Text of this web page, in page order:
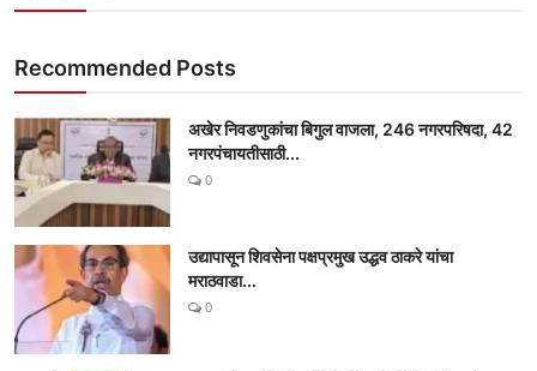
Recommended Posts
अखेर निवडणुकांचा बिगुल वाजला, 246 नगरपरिषदा, 42
नगरपंचायतीसाठी...
0
उद्यापासून शिवसेना पक्षप्रमुख उद्धव ठाकरे यांचा
मराठवाडा...
0